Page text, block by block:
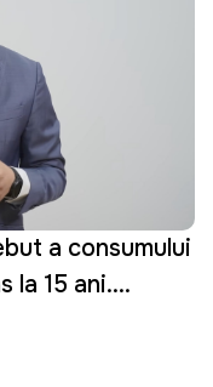
a consumului
la 15 ani.